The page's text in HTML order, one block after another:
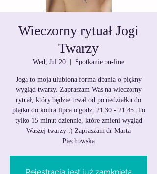
Wieczorny rytuał Jogi
Twarzy
Wed, Jul 20 Spotkanie on-line
Joga to moja ulubiona forma dbania o piękny
wygląd twarzy. Zapraszam Was na wieczorny
rytuał, który będzie trwał od poniedziałku do
piątku do końca lipca o godz. 21.30 - 21.45. To
tylko 15 minut dziennie, które zmieni wygląd
Waszej twarzy :) Zapraszam dr Marta
Piechowska
Rejestracja jest już zamknięta